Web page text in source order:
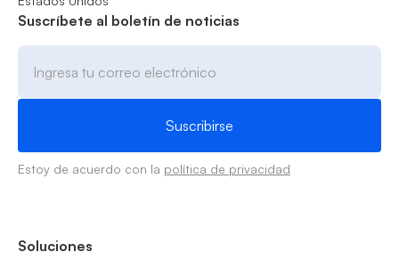
Suscríbete al boletín de noticias
Estoy de acuerdo con la política de privacidad
Soluciones